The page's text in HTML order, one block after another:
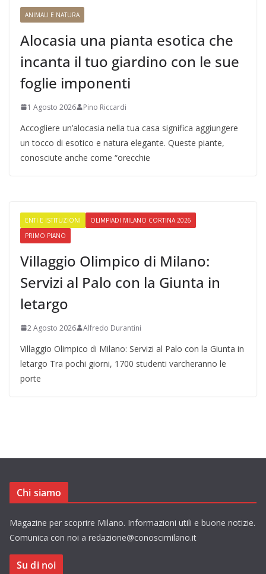
ANIMALI E NATURA
Alocasia una pianta esotica che
incanta il tuo giardino con le sue
foglie imponenti
1 Agosto 2026 Pino Riccardi
Accogliere un’alocasia nella tua casa significa aggiungere
un tocco di esotico e natura elegante. Queste piante,
conosciute anche come “orecchie
ENTI E ISTITUZIONI
OLIMPIADI MILANO CORTINA 2026
PRIMO PIANO
Villaggio Olimpico di Milano:
Servizi al Palo con la Giunta in
letargo
2 Agosto 2026 Alfredo Durantini
Villaggio Olimpico di Milano: Servizi al Palo con la Giunta in
letargo Tra pochi giorni, 1700 studenti varcheranno le
porte
Chi siamo
Magazine per scoprire Milano. Informazioni utili e buone notizie.
Comunica con noi a redazione@conoscimilano.it
Su di noi